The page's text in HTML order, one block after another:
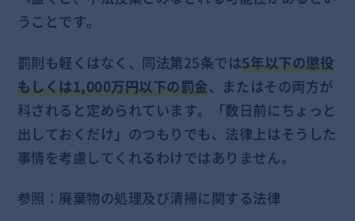
うことです。
罰則も軽くはなく、同法第25条では5年以下の懲役
もしくは1,000万円以下の罰金、またはその両方が
科されると定められています。「数日前にちょっと
出しておくだけ」のつもりでも、法律上はそうした
事情を考慮してくれるわけではありません。
参照： 廃棄物の処理及び清掃に関する法律